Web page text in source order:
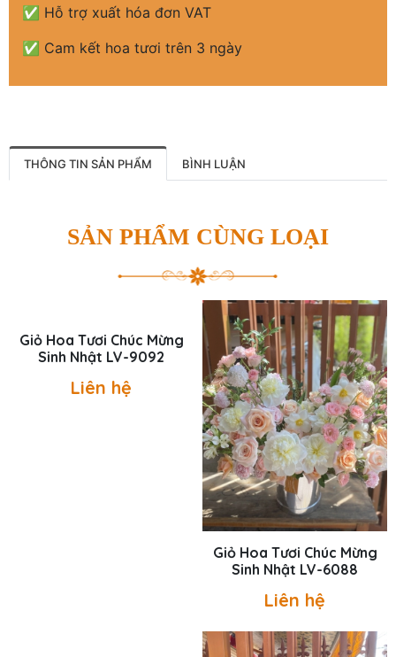
✅ Hỗ trợ xuất hóa đơn VAT
✅ Cam kết hoa tươi trên 3 ngày
THÔNG TIN SẢN PHẨM BÌNH LUẬN
SẢN PHẨM CÙNG LOẠI
Giỏ Hoa Tươi Chúc Mừng
Sinh Nhật LV-6088
Liên hệ